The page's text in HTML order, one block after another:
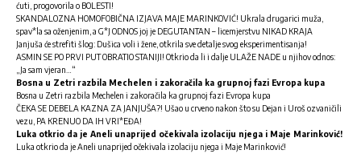
ćuti, progovorila o BOLESTI!
SKANDALOZNA HOMOFOBIČNA IZJAVA MAJE MARINKOVIĆ! Ukrala drugarici muža,
spav*la sa oženjenim, a G*J ODNOS joj je DEGUTANTAN – licemjerstvu NIKAD KRAJA
Janjuša će strefiti šlog: Dušica voli i žene, otkrila sve detalje svog eksperimentisanja!
ASMIN SE PO PRVI PUT OBRATIO STANIJI! Otkrio da li i dalje ULAŽE NADE u njihov odnos:
„Ja sam vjeran…“
Bosna u Zetri razbila Mechelen i zakoračila ka grupnoj fazi Evropa kupa
Bosna u Zetri razbila Mechelen i zakoračila ka grupnoj fazi Evropa kupa
ČEKA SE DEBELA KAZNA ZA JANJUŠA?! Ušao u crveno nakon što su Dejan i Uroš ozvaničili
vezu, PA KRENUO DA IH VRI*EĐA!
Luka otkrio da je Aneli unaprijed očekivala izolaciju njega i Maje Marinković!
Luka otkrio da je Aneli unaprijed očekivala izolaciju njega i Maje Marinković!